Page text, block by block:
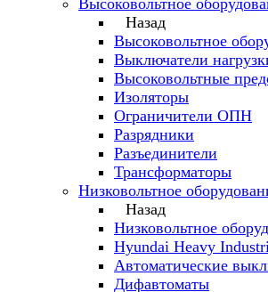
Высоковольтное
Назад
Высоковольтное
Выключатели
Высоковольтные
Изоляторы
Ограничители ОПН
Разрядники
Разъединители
Трансформаторы
Низковольтное
Назад
Низковольтное
Hyundai Heavy
Автоматические
Дифавтоматы